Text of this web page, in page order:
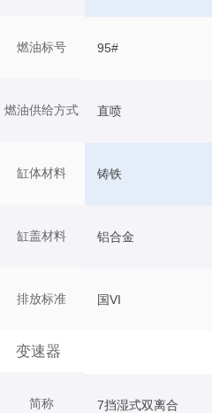
燃油标号
燃油供给方式
缸体材料
缸盖材料
排放标准
变速器
简称
95#
直喷
铸铁
铝合金
国VI
7挡湿式双离合